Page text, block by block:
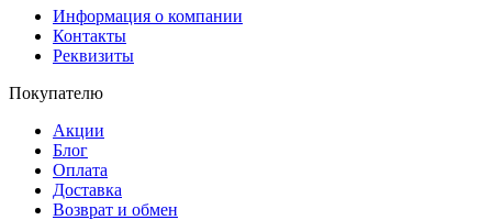
Информация о компании
Контакты
Реквизиты
Покупателю
Акции
Блог
Оплата
Доставка
Возврат и обмен